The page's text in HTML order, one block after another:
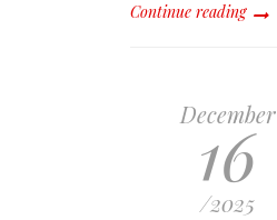
Continue reading
December
16
/2025